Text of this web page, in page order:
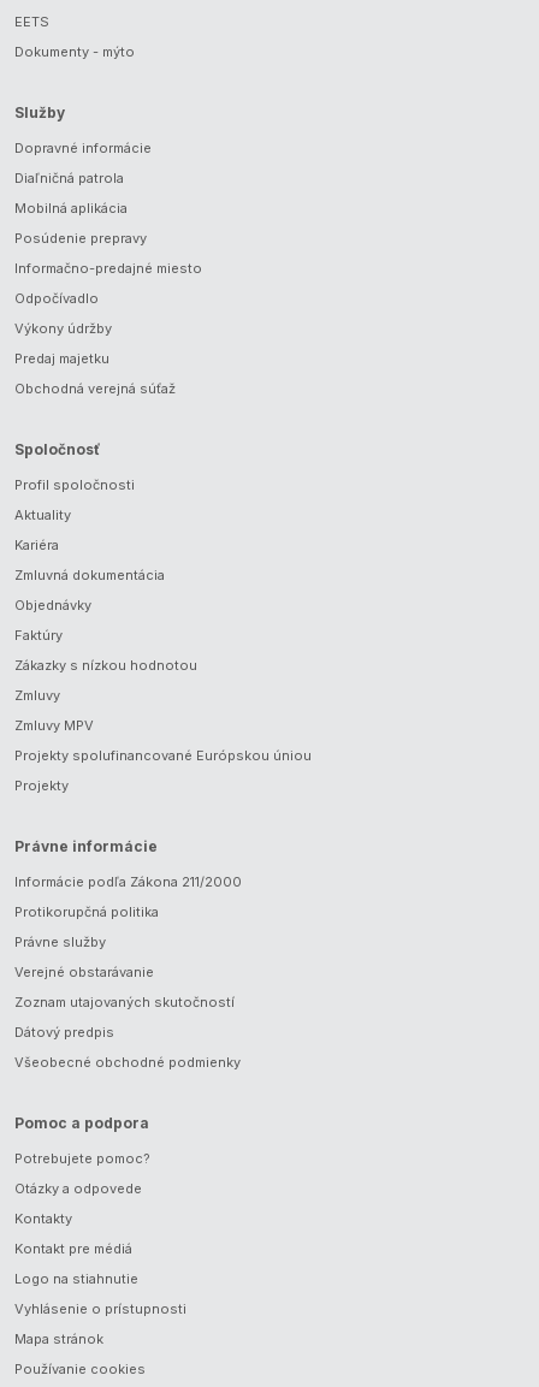
EETS
Dokumenty - mýto
Služby
Dopravné informácie
Diaľničná patrola
Mobilná aplikácia
Posúdenie prepravy
Informačno-predajné miesto
Odpočívadlo
Výkony údržby
Predaj majetku
Obchodná verejná súťaž
Spoločnosť
Profil spoločnosti
Aktuality
Kariéra
Zmluvná dokumentácia
Objednávky
Faktúry
Zákazky s nízkou hodnotou
Zmluvy
Zmluvy MPV
Projekty spolufinancované Európskou úniou
Projekty
Právne informácie
Informácie podľa Zákona 211/2000
Protikorupčná politika
Právne služby
Verejné obstarávanie
Zoznam utajovaných skutočností
Dátový predpis
Všeobecné obchodné podmienky
Pomoc a podpora
Potrebujete pomoc?
Otázky a odpovede
Kontakty
Kontakt pre médiá
Logo na stiahnutie
Vyhlásenie o prístupnosti
Mapa stránok
Používanie cookies